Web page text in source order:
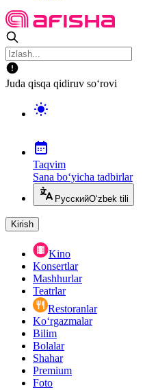
Juda qisqa qidiruv so‘rovi
Taqvim
Sana bo‘yicha tadbirlar
РусскийO‘zbek tili
Kirish
Kino
Konsertlar
Mashhurlar
Teatrlar
Restoranlar
Ko‘rgazmalar
Bilim
Bolalar
Shahar
Premium
Foto